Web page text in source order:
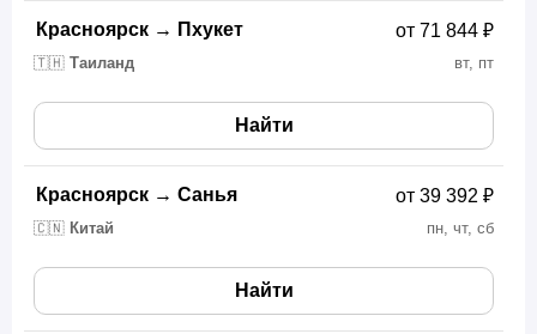
Красноярск → Пхукет
🇹🇭 Таиланд вт, пт
от 71 844 ₽
Найти
Красноярск → Санья
🇨🇳 Китай пн, чт, сб
от 39 392 ₽
Найти